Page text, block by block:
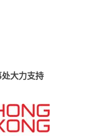
大力支持